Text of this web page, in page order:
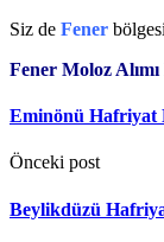
Siz de Fener
Fener Moloz
Eminönü Hafriyat
Önceki post
Beylikdüzü